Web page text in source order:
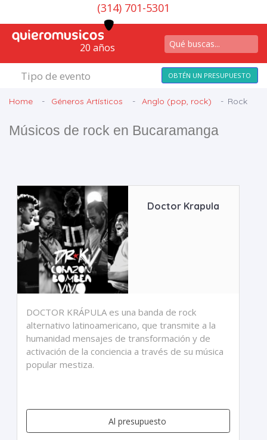
(314) 701-5301
20 años
Tipo de evento OBTÉN UN PRESUPUESTO
Home Géneros Artísticos Anglo (pop, rock) Rock
Músicos de rock en Bucaramanga
Doctor Krapula
DOCTOR KRÁPULA es una banda de rock
alternativo latinoamericano, que transmite a la
humanidad mensajes de transformación y de
activación de la conciencia a través de su música
popular mestiza.
Al presupuesto